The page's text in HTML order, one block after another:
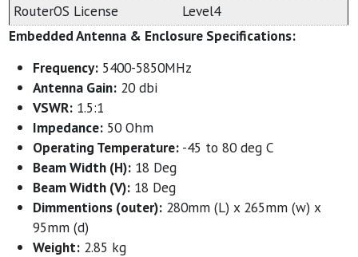
RouterOS License
Level4
Embedded Antenna & Enclosure Specifications:
Frequency: 5400-5850MHz
Antenna Gain: 20 dbi
VSWR: 1.5:1
Impedance: 50 Ohm
Operating Temperature: -45 to 80 deg C
Beam Width (H): 18 Deg
Beam Width (V): 18 Deg
Dimmentions (outer): 280mm (L) x 265mm (w) x
95mm (d)
Weight: 2.85 kg